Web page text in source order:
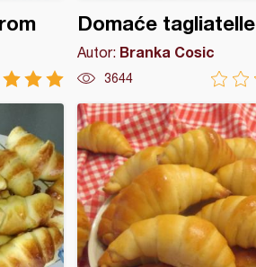
Domaće tagliatelle
Autor: Branka Cosic
3644